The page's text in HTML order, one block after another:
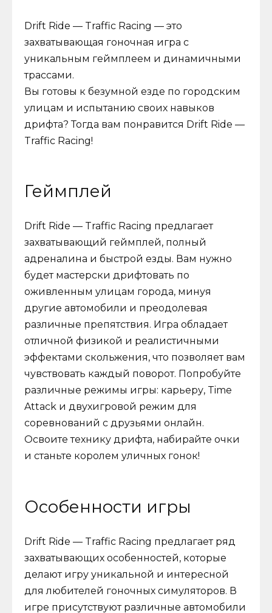
Drift Ride — Traffic Racing — это
захватывающая гоночная игра с
уникальным геймплеем и динамичными
трассами.
Вы готовы к безумной езде по городским
улицам и испытанию своих навыков
дрифта? Тогда вам понравится Drift Ride —
Traffic Racing!
Геймплей
Drift Ride — Traffic Racing предлагает
захватывающий геймплей, полный
адреналина и быстрой езды. Вам нужно
будет мастерски дрифтовать по
оживленным улицам города, минуя
другие автомобили и преодолевая
различные препятствия. Игра обладает
отличной физикой и реалистичными
эффектами скольжения, что позволяет вам
чувствовать каждый поворот. Попробуйте
различные режимы игры: карьеру, Time
Attack и двухигровой режим для
соревнований с друзьями онлайн.
Освоите технику дрифта, набирайте очки
и станьте королем уличных гонок!
Особенности игры
Drift Ride — Traffic Racing предлагает ряд
захватывающих особенностей, которые
делают игру уникальной и интересной
для любителей гоночных симуляторов. В
игре присутствуют различные автомобили